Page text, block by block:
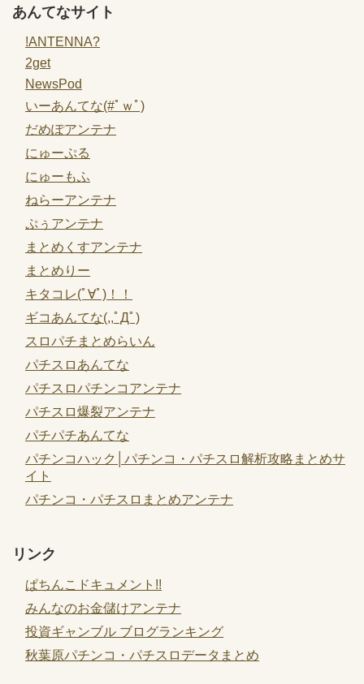
あんてなサイト
!ANTENNA?
2get
NewsPod
いーあんてな(#ﾟｗﾟ)
だめぽアンテナ
にゅーぷる
にゅーもふ
ねらーアンテナ
ぷぅアンテナ
まとめくすアンテナ
まとめりー
キタコレ(ﾟ∀ﾟ)！！
ギコあんてな(,,ﾟДﾟ)
スロパチまとめらいん
パチスロあんてな
パチスロパチンコアンテナ
パチスロ爆裂アンテナ
パチパチあんてな
パチンコハック│パチンコ・パチスロ解析攻略まとめサ
イト
パチンコ・パチスロまとめアンテナ
リンク
ぱちんこドキュメント!!
みんなのお金儲けアンテナ
投資ギャンブル ブログランキング
秋葉原パチンコ・パチスロデータまとめ